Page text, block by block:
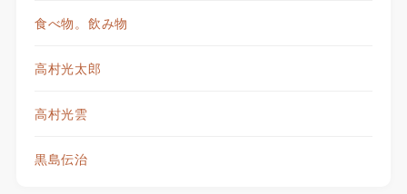
食べ物。飲み物
高村光太郎
高村光雲
黒島伝治